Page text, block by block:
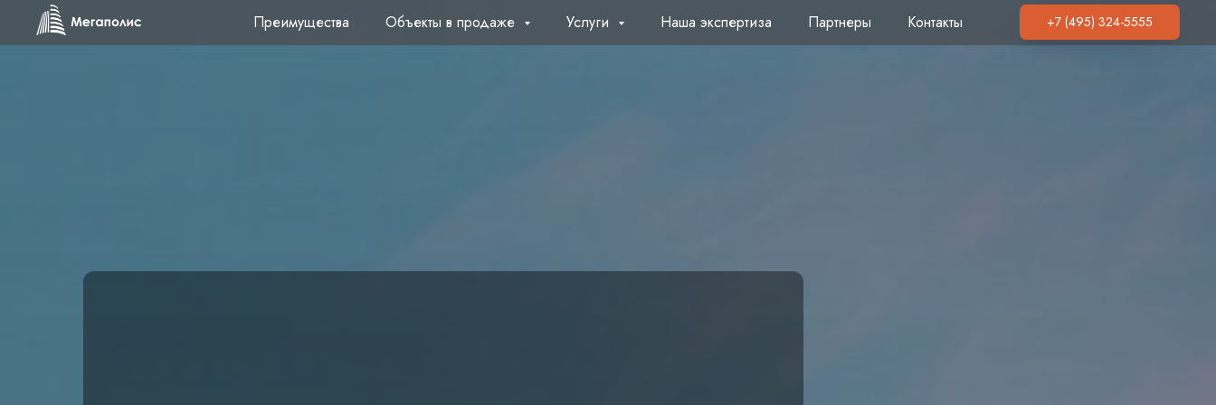
Преимущества Объекты в продаже Услуги Наша экспертиза Партнеры Контакты +7 (495) 324-5555